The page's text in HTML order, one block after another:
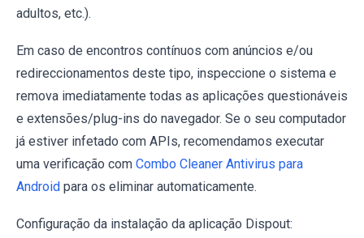
adultos, etc.).
Em caso de encontros contínuos com anúncios e/ou
redireccionamentos deste tipo, inspeccione o sistema e
remova imediatamente todas as aplicações questionáveis
e extensões/plug-ins do navegador. Se o seu computador
já estiver infetado com APIs, recomendamos executar
uma verificação com Combo Cleaner Antivirus para
Android para os eliminar automaticamente.
Configuração da instalação da aplicação Dispout: